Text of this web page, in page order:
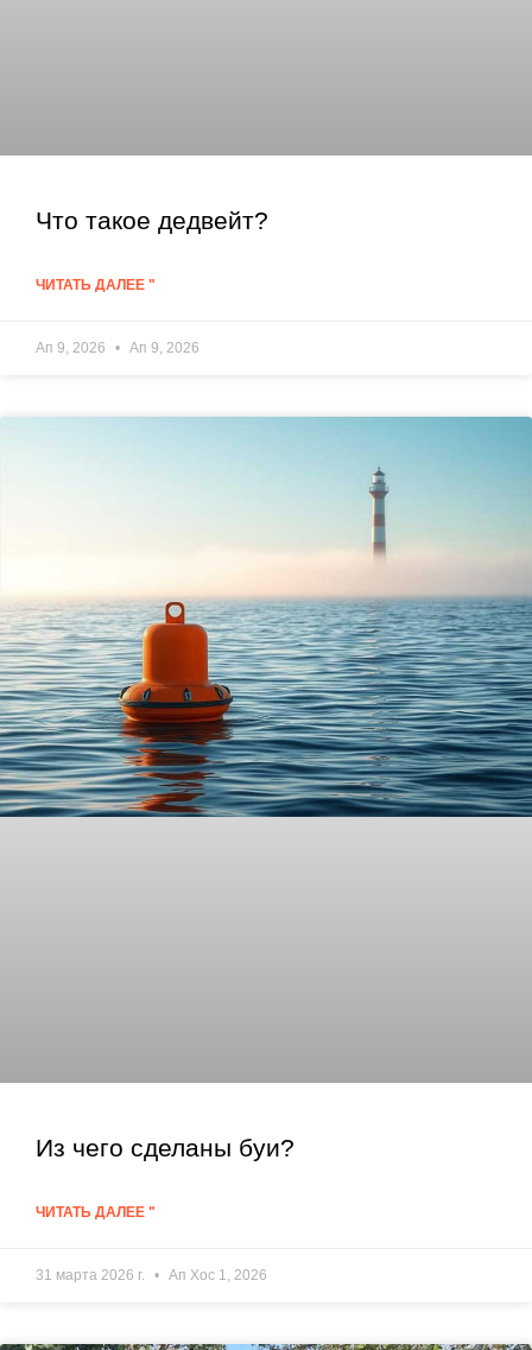
Что такое дедвейт?
ЧИТАТЬ ДАЛЕЕ "
Ап 9, 2026 Ап 9, 2026
Из чего сделаны буи?
ЧИТАТЬ ДАЛЕЕ "
31 марта 2026 г. Ап Хос 1, 2026